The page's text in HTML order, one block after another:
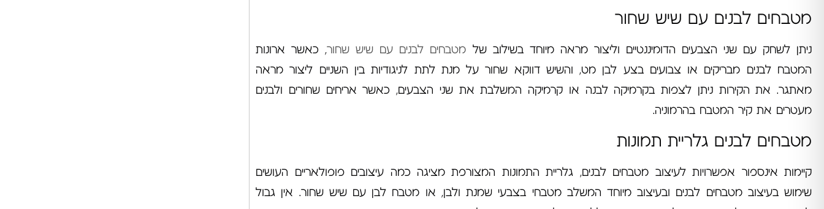
מטבחים לבנים עם שיש שחור
ניתן לשחק עם שני הצבעים הדומיננטיים וליצור מראה מיוחד בשילוב של מטבחים לבנים עם שיש שחור, כאשר ארונות
המטבח לבנים מבריקים או צבועים בצע לבן מט, והשיש דווקא שחור על מנת לתת לניגודיות בין השניים ליצור מראה
מאתגר. את הקירות ניתן לצפות בקרמיקה לבנה או קרמיקה המשלבת את שני הצבעים, כאשר אריחים שחורים ולבנים
מעטרים את קיר המטבח בהרמוניה.
מטבחים לבנים גלריית תמונות
קיימות אינספור אפשרויות לעיצוב מטבחים לבנים, גלריית התמונות המצורפת מציגה כמה עיצובים פופולאריים העושים
שימוש בעיצוב מטבחים לבנים ובעיצוב מיוחד המשלב מטבחי בצבעי שמנת ולבן, או מטבח לבן עם שיש שחור. אין גבול